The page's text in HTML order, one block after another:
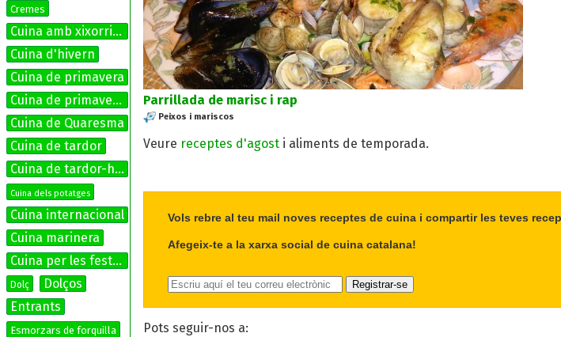
Cremes
Cuina amb xixorrites
Cuina d'hivern
Cuina de primavera
Cuina de primavera-estiu
Cuina de Quaresma
Cuina de tardor
Cuina de tardor-hivern
Cuina dels potatges
Cuina internacional
Cuina marinera
Cuina per les festes
Dolç
Dolços
Entrants
Esmorzars de forquilla
Parrillada de marisc i rap
Peixos i mariscos
Veure receptes d'agost i aliments de temporada.
Vols rebre al teu mail noves receptes de cuina i compartir les teves
Afegeix-te a la xarxa social de cuina catalana!
Pots seguir-nos a: